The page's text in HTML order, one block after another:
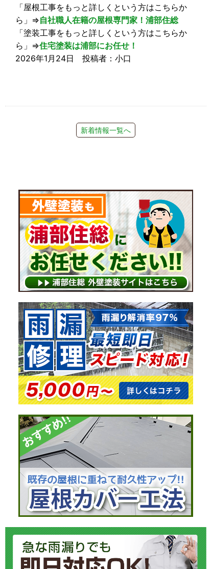
「屋根工事をもっと詳しくという方はこちらか
ら」⇒自社職人在籍の屋根専門家！浦部住総
「塗装工事をもっと詳しくという方はこちらか
ら」⇒住宅塗装は浦部にお任せ！
2026年1月24日 投稿者：小口
新着情報一覧へ